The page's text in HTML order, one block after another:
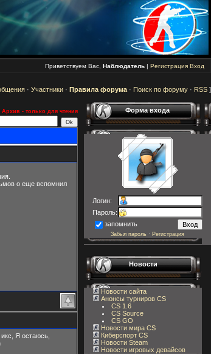
Приветствуем Вас, Наблюдатель | Регистрация Вход
· Участники · Правила форума · Поиск по форуму · RSS ]
Архив - только для чтения
о еще вспомнил
Я остаюсь,
Форма входа
Логин:
Пароль:
запомнить
Забыл пароль · Регистрация
Новости
Новости сайта
Анонсы турниров CS
CS 1.6
CS Source
CS GO
Новости мира CS
Киберспорт CS
Новости Steam
Новости игровых девайсов